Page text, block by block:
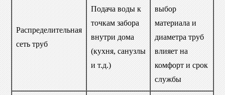
Распределительная
сеть труб
Подача воды к
точкам забора
внутри дома
(кухня, санузлы
и т.д.)
выбор
материала и
диаметра труб
влияет на
комфорт и срок
службы